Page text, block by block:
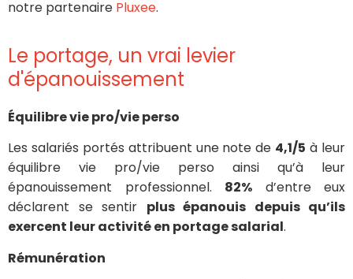
notre partenaire Pluxee.
Le portage, un vrai levier
d'épanouissement
Équilibre vie pro/vie perso
Les salariés portés attribuent une note de 4,1/5 à leur
équilibre vie pro/vie perso ainsi qu’à leur
épanouissement professionnel. 82% d’entre eux
déclarent se sentir plus épanouis depuis qu’ils
exercent leur activité en portage salarial.
Rémunération